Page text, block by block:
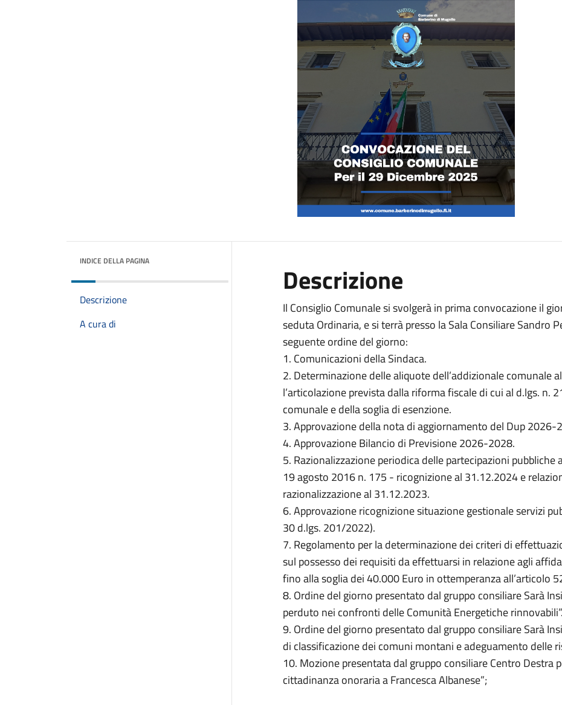
INDICE DELLA PAGINA
Descrizione
A cura di
Descrizione
Il Consiglio Comunale si svolgerà in prima convocazione il
seduta Ordinaria, e si terrà presso la Sala Consiliare Sandro
seguente ordine del giorno:
1. Comunicazioni della Sindaca.
2. Determinazione delle aliquote dell’addizionale comunale
l’articolazione prevista dalla riforma fiscale di cui al d.lgs. n.
comunale e della soglia di esenzione.
3. Approvazione della nota di aggiornamento del Dup 2026-
4. Approvazione Bilancio di Previsione 2026-2028.
5. Razionalizzazione periodica delle partecipazioni
19 agosto 2016 n. 175 - ricognizione al 31.12.2024 e
razionalizzazione al 31.12.2023.
6. Approvazione ricognizione situazione gestionale servizi
30 d.lgs. 201/2022).
7. Regolamento per la determinazione dei criteri di
sul possesso dei requisiti da effettuarsi in relazione agli
fino alla soglia dei 40.000 Euro in ottemperanza all’articolo
8. Ordine del giorno presentato dal gruppo consiliare Sarà
perduto nei confronti delle Comunità Energetiche rinnovabili”.
9. Ordine del giorno presentato dal gruppo consiliare Sarà
di classificazione dei comuni montani e adeguamento delle
10. Mozione presentata dal gruppo consiliare Centro Destra
cittadinanza onoraria a Francesca Albanese”;